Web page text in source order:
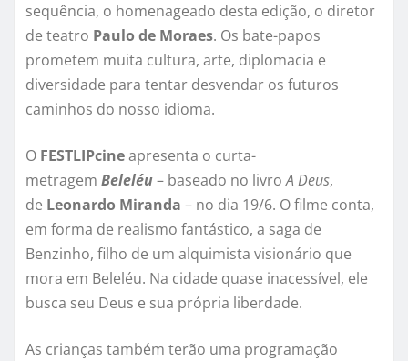
sequência, o homenageado desta edição, o diretor
de teatro Paulo de Moraes. Os bate-papos
prometem muita cultura, arte, diplomacia e
diversidade para tentar desvendar os futuros
caminhos do nosso idioma.
O FESTLIPcineapresenta o curta-
metragem Beleléu– baseado no livroA Deus,
de Leonardo Miranda – no dia 19/6. O filme conta,
em forma de realismo fantástico, a saga de
Benzinho, filho de um alquimista visionário que
mora em Beleléu. Na cidade quase inacessível, ele
busca seu Deus e sua própria liberdade.
As crianças também terão uma programação